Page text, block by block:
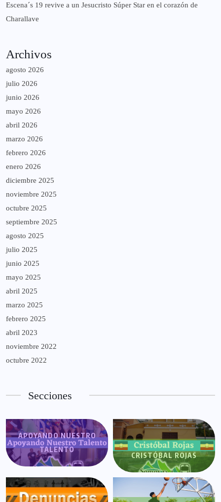
Escena´s 19 revive a un Jesucristo Súper Star en el corazón de
Charallave
Archivos
agosto 2026
julio 2026
junio 2026
mayo 2026
abril 2026
marzo 2026
febrero 2026
enero 2026
diciembre 2025
noviembre 2025
octubre 2025
septiembre 2025
agosto 2025
julio 2025
junio 2025
mayo 2025
abril 2025
marzo 2025
febrero 2025
abril 2023
noviembre 2022
octubre 2022
Secciones
APOYANDO NUESTRO
TALENTO
CRISTÓBAL ROJAS